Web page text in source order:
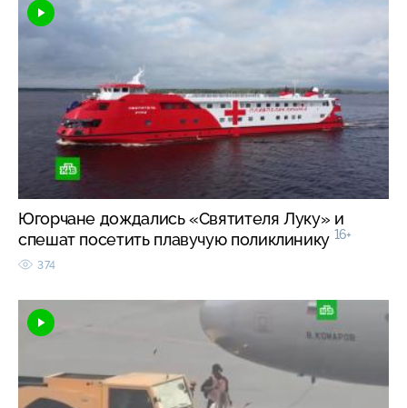
Югорчане дождались «Святителя Луку» и
спешат посетить плавучую поликлинику 16+
374